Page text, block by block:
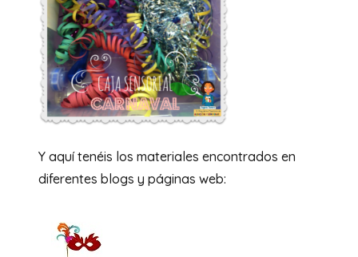
Y aquí tenéis los materiales encontrados en
diferentes blogs y páginas web: